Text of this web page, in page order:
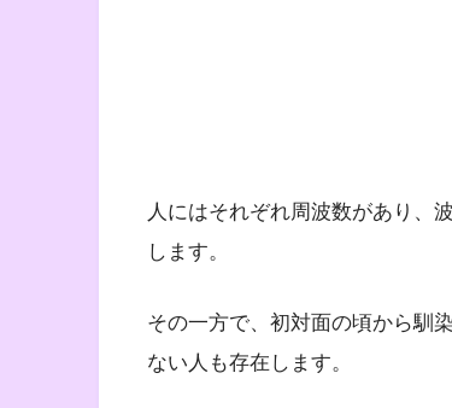
人にはそれぞれ周波数があり、
します。
その一方で、初対面の頃から馴
ない人も存在します。